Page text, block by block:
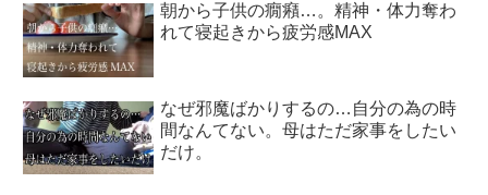
朝から子供の癇癪…。精神・体力奪わ
れて寝起きから疲労感MAX
なぜ邪魔ばかりするの…自分の為の時
間なんてない。母はただ家事をしたい
だけ。